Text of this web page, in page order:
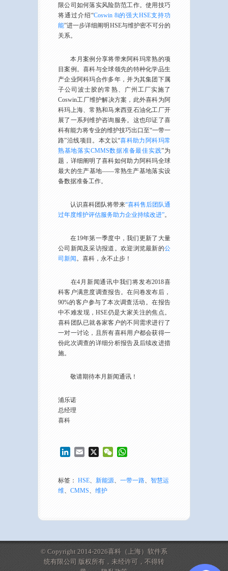
限公司如何落实风险防范工作。使用技巧
将通过介绍“Coswin 8i的强大HSE支持功
能”进一步详细阐明HSE与维护密不可分的
关系。
本月案例分享将带来阿科玛常熟的项
目案例。喜科与全球领先的特种化学品生
产企业阿科玛合作多年，并为其集团下属
子公司波士胶的常熟、广州工厂实施了
Coswin工厂维护解决方案，此外喜科为阿
科玛上海、常熟和马来西亚石油化工厂开
展了一系列维护咨询服务。这也印证了喜
科有能力将专业的维护技巧出口至“一带一
路”沿线项目。本文以“喜科助力阿科玛常
熟基地落实CMMS数据准备最佳实践”为
题，详细阐明了喜科如何助力阿科玛全球
最大的生产基地——常熟生产基地落实设
备数据准备工作。
认识喜科团队将带来“喜科售后团队通
过年度维护评估服务助力企业持续改进”。
在19年第一季度中，我们更新了大量
公司新闻及采访报道。欢迎浏览最新的公
司新闻 。喜科，永不止步！
在4月新闻通讯中我们将发布2018喜
科客户满意度调查报告。在问卷发布后，
90%的客户参与了本次调查活动。在报告
中不难发现，HSE仍是大家关注的焦点。
喜科团队已就各家客户的不同需求进行了
一对一讨论，且所有喜科用户都会获得一
份此次调查的详细分析报告及后续改进措
施。
敬请期待本月新闻通讯！
浦乐诺
总经理
喜科
LinkedIn
Email X WeChat
标签： HSE、 新能源、 一带一路、 智慧运
维、 CMMS、 维护
© Copyright 2014-2026喜科（上海）软件系
统有限公司 版权所有，未经许可，不得转